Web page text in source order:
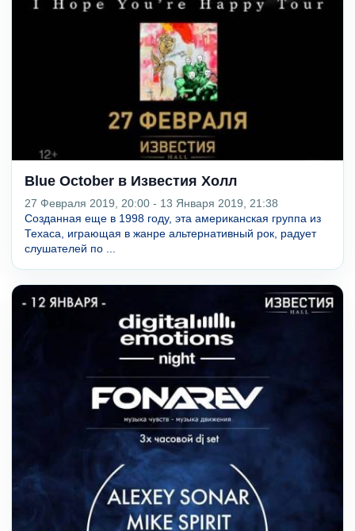
Blue October в Известия Холл
27 Февраля 2019, 20:00 - 13 Января 2019, 21:38
Созданная еще в 1998 году, эта американская группа из
Техаса, играющая в жанре альтернативный рок, радует
слушателей по ...